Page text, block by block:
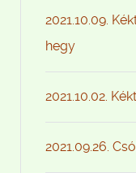
2021.10.09.
hegy
2021.10.02.
2021.09.26.